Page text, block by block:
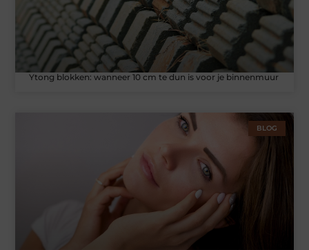
Ytong blokken: wanneer 10 cm te dun is voor je binnenmuur
BLOG